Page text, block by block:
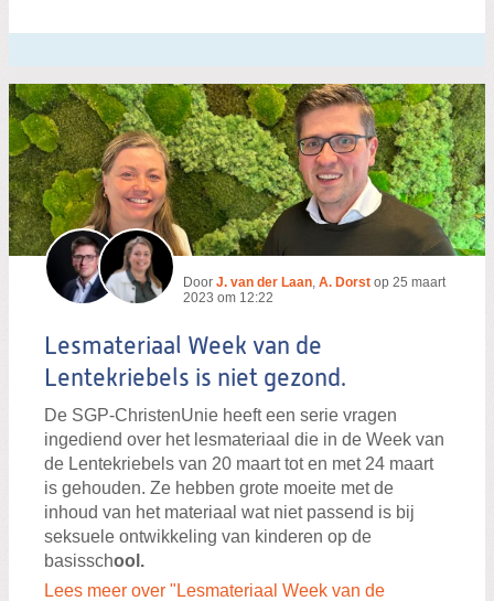
Door J. van der Laan, A. Dorst op 25 maart
2023 om 12:22
Lesmateriaal Week van de
Lentekriebels is niet gezond.
De SGP-ChristenUnie heeft een serie vragen
ingediend over het lesmateriaal die in de Week van
de Lentekriebels van 20 maart tot en met 24 maart
is gehouden. Ze hebben grote moeite met de
inhoud van het materiaal wat niet passend is bij
seksuele ontwikkeling van kinderen op de
basisschool.
Lees meer over "Lesmateriaal Week van de